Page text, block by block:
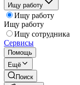
Ищу работу
Ищу работу
Ищу работу
Ищу сотрудника
Сервисы
Помощь
Ещё
Поиск